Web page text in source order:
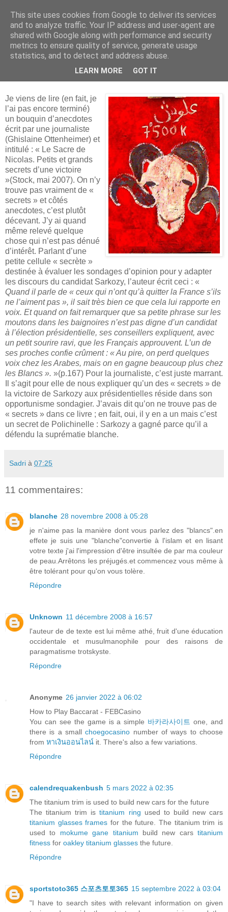
Note de lecture parfaitement futile
Je viens de lire (en fait, je
l’ai pas encore terminé)
un bouquin d’anecdotes
écrit par une journaliste
(Ghislaine Ottenheimer) et
intitulé : « Le Sacre de
Nicolas. Petits et grands
secrets d’une victoire
»(Stock, mai 2007). On n’y
trouve pas vraiment de «
secrets » et côtés
anecdotes, c’est plutôt
décevant. J’y ai quand
même relevé quelque
chose qui n’est pas dénué
d’intérêt. Parlant d’une
petite cellule « secrète »
destinée à évaluer les sondages d’opinion pour y adapter
les discours du candidat Sarkozy, l’auteur écrit ceci : «
Quand il parle de « ceux qui n’ont qu’à quitter la France s’ils
ne l’aiment pas », il sait très bien ce que cela lui rapporte en
voix. Et quand on fait remarquer que sa petite phrase sur les
moutons dans les baignoires n’est pas digne d’un candidat
à l’élection présidentielle, ses conseillers expliquent, avec
un petit sourire ravi, que les Français approuvent. L’un de
ses proches confie crûment : « Au pire, on perd quelques
voix chez les Arabes, mais on en gagne beaucoup plus chez
les Blancs ». »(p.167) Pour la journaliste, c’est juste marrant.
Il s’agit pour elle de nous expliquer qu’un des « secrets » de
la victoire de Sarkozy aux présidentielles réside dans son
opportunisme sondagier. J’avais dit qu’on ne trouve pas de
« secrets » dans ce livre ; en fait, oui, il y en a un mais c’est
un secret de Polichinelle : Sarkozy a gagné parce qu’il a
défendu la suprématie blanche.
Sadri à 07:25
11 commentaires:
blanche 28 novembre 2008 à 05:28
je n'aime pas la manière dont vous parlez des "blancs".en
effete je suis une "blanche"convertie à l'islam et en lisant
votre texte j'ai l'impression d'être insultée de par ma couleur
de peau.Arrêtons les préjugés.et commencez vous même à
être tolérant pour qu'on vous tolère.
Répondre
Unknown 11 décembre 2008 à 16:57
l'auteur de de texte est lui même athé, fruit d'une éducation
occidentale et musulmanophile pour des raisons de
paragmatisme trotskyste.
Répondre
Anonyme 26 janvier 2022 à 06:02
How to Play Baccarat - FEBCasino
You can see the game is a simple 바카라사이트 one, and
there is a smallchoegocasino number of ways to choose
from หาเงินออนไลน์ it. There's also a few variations.
Répondre
calendrequakenbush 5 mars 2022 à 02:35
The titanium trim is used to build new cars for the future
The titanium trim istitanium ring used to build new cars
titanium glasses frames for the future. The titanium trim is
used to mokume gane titanium build new cars titanium
fitness for oakley titanium glasses the future.
Répondre
sportstoto365 스포츠토토365 15 septembre 2022 à 03:04
"I have to search sites with relevant information on given
This site uses cookies from Google to deliver its services
and to analyze traffic. Your IP address and user-agent are
shared with Google along with performance and security
metrics to ensure quality of service, generate usage
statistics, and to detect and address abuse.
LEARN MORE GOT IT